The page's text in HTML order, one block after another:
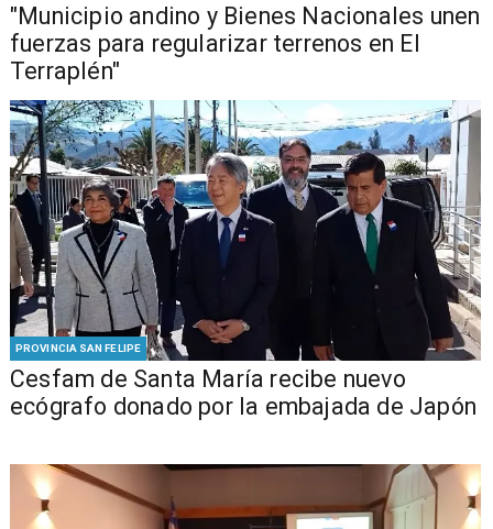
"Municipio andino y Bienes Nacionales unen
fuerzas para regularizar terrenos en El
Terraplén"
PROVINCIA SAN FELIPE
Cesfam de Santa María recibe nuevo
ecógrafo donado por la embajada de Japón